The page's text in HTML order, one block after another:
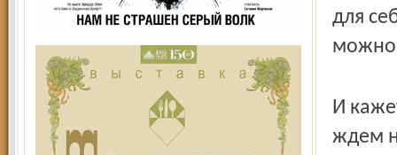
для
можно
И
ждем